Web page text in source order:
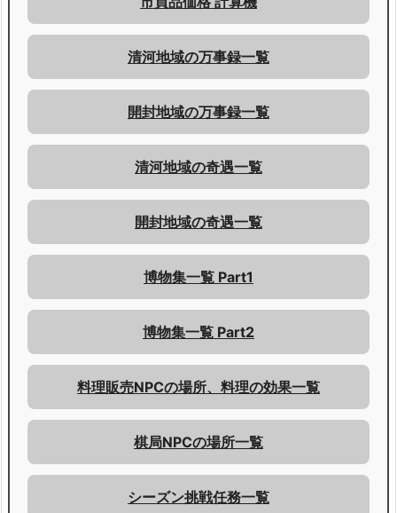
清河地域の万事録一覧
開封地域の万事録一覧
清河地域の奇遇一覧
開封地域の奇遇一覧
博物集一覧 Part1
博物集一覧 Part2
料理販売NPCの場所、料理の効果一覧
棋局NPCの場所一覧
シーズン挑戦任務一覧